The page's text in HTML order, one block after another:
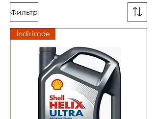
Фильтр
İndirimde